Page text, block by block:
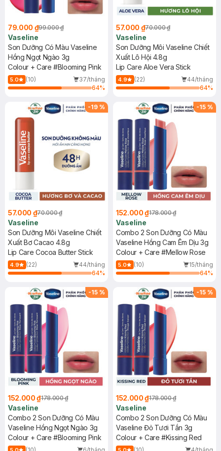
79.000 ₫99.000 ₫
Vaseline
Son Dưỡng Có Màu Vaseline
Hồng Ngọt Ngào 3g
Colour + Care #Blooming Pink
5.0 (10)
37/tháng
64%
57.000 ₫70.000 ₫
Vaseline
Son Dưỡng Môi Vaseline Chiết
Xuất Lô Hội 4.8g
Lip Care Aloe Vera Stick
4.9 (22)
44/tháng
64%
-19 %
57.000 ₫70.000 ₫
Vaseline
Son Dưỡng Môi Vaseline Chiết
Xuất Bơ Cacao 4.8g
Lip Care Cocoa Butter Stick
4.9 (22)
44/tháng
64%
-15 %
152.000 ₫178.000 ₫
Vaseline
Combo 2 Son Dưỡng Có Màu
Vaseline Hồng Cam Êm Dịu 3g
Colour + Care #Mellow Rose
5.0 (10)
15/tháng
64%
-15 %
152.000 ₫178.000 ₫
Vaseline
Combo 2 Son Dưỡng Có Màu
Vaseline Hồng Ngọt Ngào 3g
Colour + Care #Blooming Pink
-15 %
152.000 ₫178.000 ₫
Vaseline
Combo 2 Son Dưỡng Có Màu
Vaseline Đỏ Tươi Tắn 3g
Colour + Care #Kissing Red